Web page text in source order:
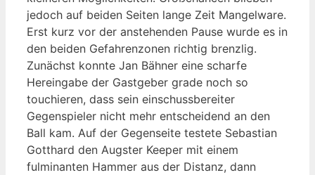
jedoch auf beiden Seiten lange Zeit Mangelware.
Erst kurz vor der anstehenden Pause wurde es in
den beiden Gefahrenzonen richtig brenzlig.
Zunächst konnte Jan Bähner eine scharfe
Hereingabe der Gastgeber grade noch so
touchieren, dass sein einschussbereiter
Gegenspieler nicht mehr entscheidend an den
Ball kam. Auf der Gegenseite testete Sebastian
Gotthard den Augster Keeper mit einem
fulminanten Hammer aus der Distanz, dann